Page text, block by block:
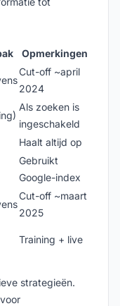
Opmerkingen
Cut-off ~april
2024
Als zoeken is
ingeschakeld
Haalt altijd op
Gebruikt
Google-index
Cut-off ~maart
2025
Training + live
strategieën.